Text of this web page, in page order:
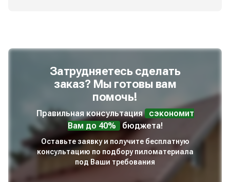
Затрудняетесь сделать
заказ? Мы готовы вам
помочь!
Правильная консультация
сэкономит
Вам до 40%
бюджета!
Оставьте заявку и получите бесплатную
консультацию по подбору пиломатериала
под Ваши требования